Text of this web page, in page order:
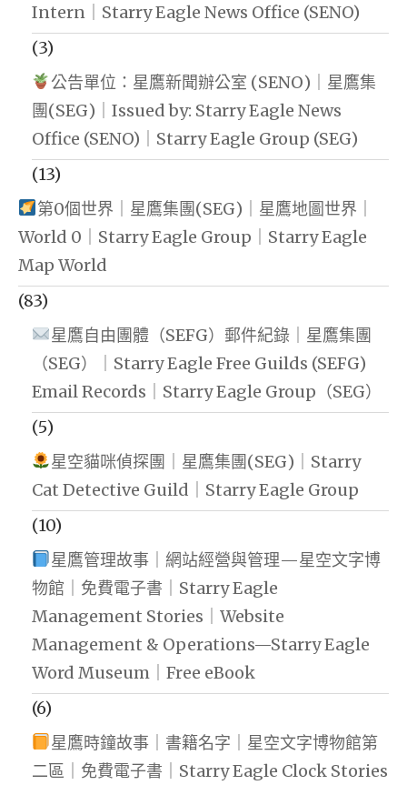
Intern｜Starry Eagle News Office (SENO)
(3)
公告單位：星鷹新聞辦公室 (SENO)｜星鷹集
團(SEG)｜Issued by: Starry Eagle News
Office (SENO)｜Starry Eagle Group (SEG)
(13)
第0個世界｜星鷹集團(SEG)｜星鷹地圖世界｜
World 0｜Starry Eagle Group｜Starry Eagle
Map World
(83)
星鷹自由團體（SEFG）郵件紀錄｜星鷹集團
（SEG）｜Starry Eagle Free Guilds (SEFG)
Email Records｜Starry Eagle Group（SEG）
(5)
星空貓咪偵探團｜星鷹集團(SEG)｜Starry
Cat Detective Guild｜Starry Eagle Group
(10)
星鷹管理故事｜網站經營與管理—星空文字博
物館｜免費電子書｜Starry Eagle
Management Stories｜Website
Management & Operations—Starry Eagle
Word Museum｜Free eBook
(6)
星鷹時鐘故事｜書籍名字｜星空文字博物館第
二區｜免費電子書｜Starry Eagle Clock Stories